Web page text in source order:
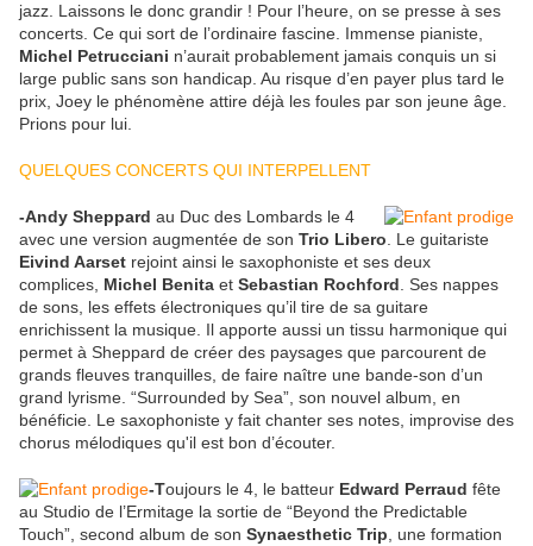
jazz. Laissons le donc grandir ! Pour l’heure, on se presse à ses
concerts. Ce qui sort de l’ordinaire fascine. Immense pianiste,
Michel Petrucciani n’aurait probablement jamais conquis un si
large public sans son handicap. Au risque d’en payer plus tard le
prix, Joey le phénomène attire déjà les foules par son jeune âge.
Prions pour lui.
QUELQUES CONCERTS QUI INTERPELLENT
-Andy Sheppard au Duc des Lombards le 4
avec une version augmentée de son Trio Libero . Le guitariste
Eivind Aarset rejoint ainsi le saxophoniste et ses deux
complices, Michel Benita et Sebastian Rochford . Ses nappes
de sons, les effets électroniques qu’il tire de sa guitare
enrichissent la musique. Il apporte aussi un tissu harmonique qui
permet à Sheppard de créer des paysages que parcourent de
grands fleuves tranquilles, de faire naître une bande-son d’un
grand lyrisme. “Surrounded by Sea”, son nouvel album, en
bénéficie. Le saxophoniste y fait chanter ses notes, improvise des
chorus mélodiques qu'il est bon d’écouter.
-Toujours le 4, le batteur Edward Perraud fête
au Studio de l’Ermitage la sortie de “Beyond the Predictable
Touch”, second album de son Synaesthetic Trip , une formation